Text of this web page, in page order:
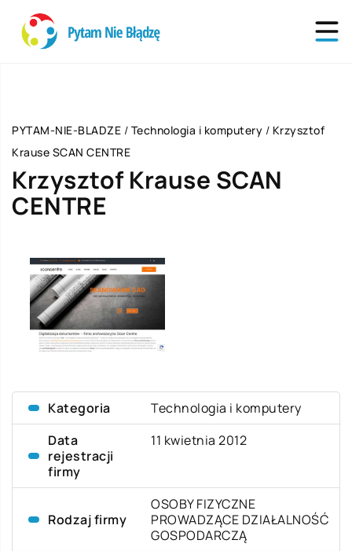
PYTAM-NIE-BLADZE / Technologia i komputery / Krzysztof
Krause SCAN CENTRE
Krzysztof Krause SCAN
CENTRE
Kategoria
Technologia i komputery
Data
rejestracji
firmy
11 kwietnia 2012
Rodzaj firmy
OSOBY FIZYCZNE
PROWADZĄCE DZIAŁALNOŚĆ
GOSPODARCZĄ